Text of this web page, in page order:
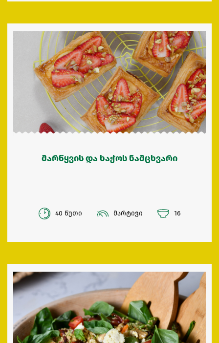
მარწყვის და ხაჭოს ნამცხვარი
40 წუთი მარტივი 16